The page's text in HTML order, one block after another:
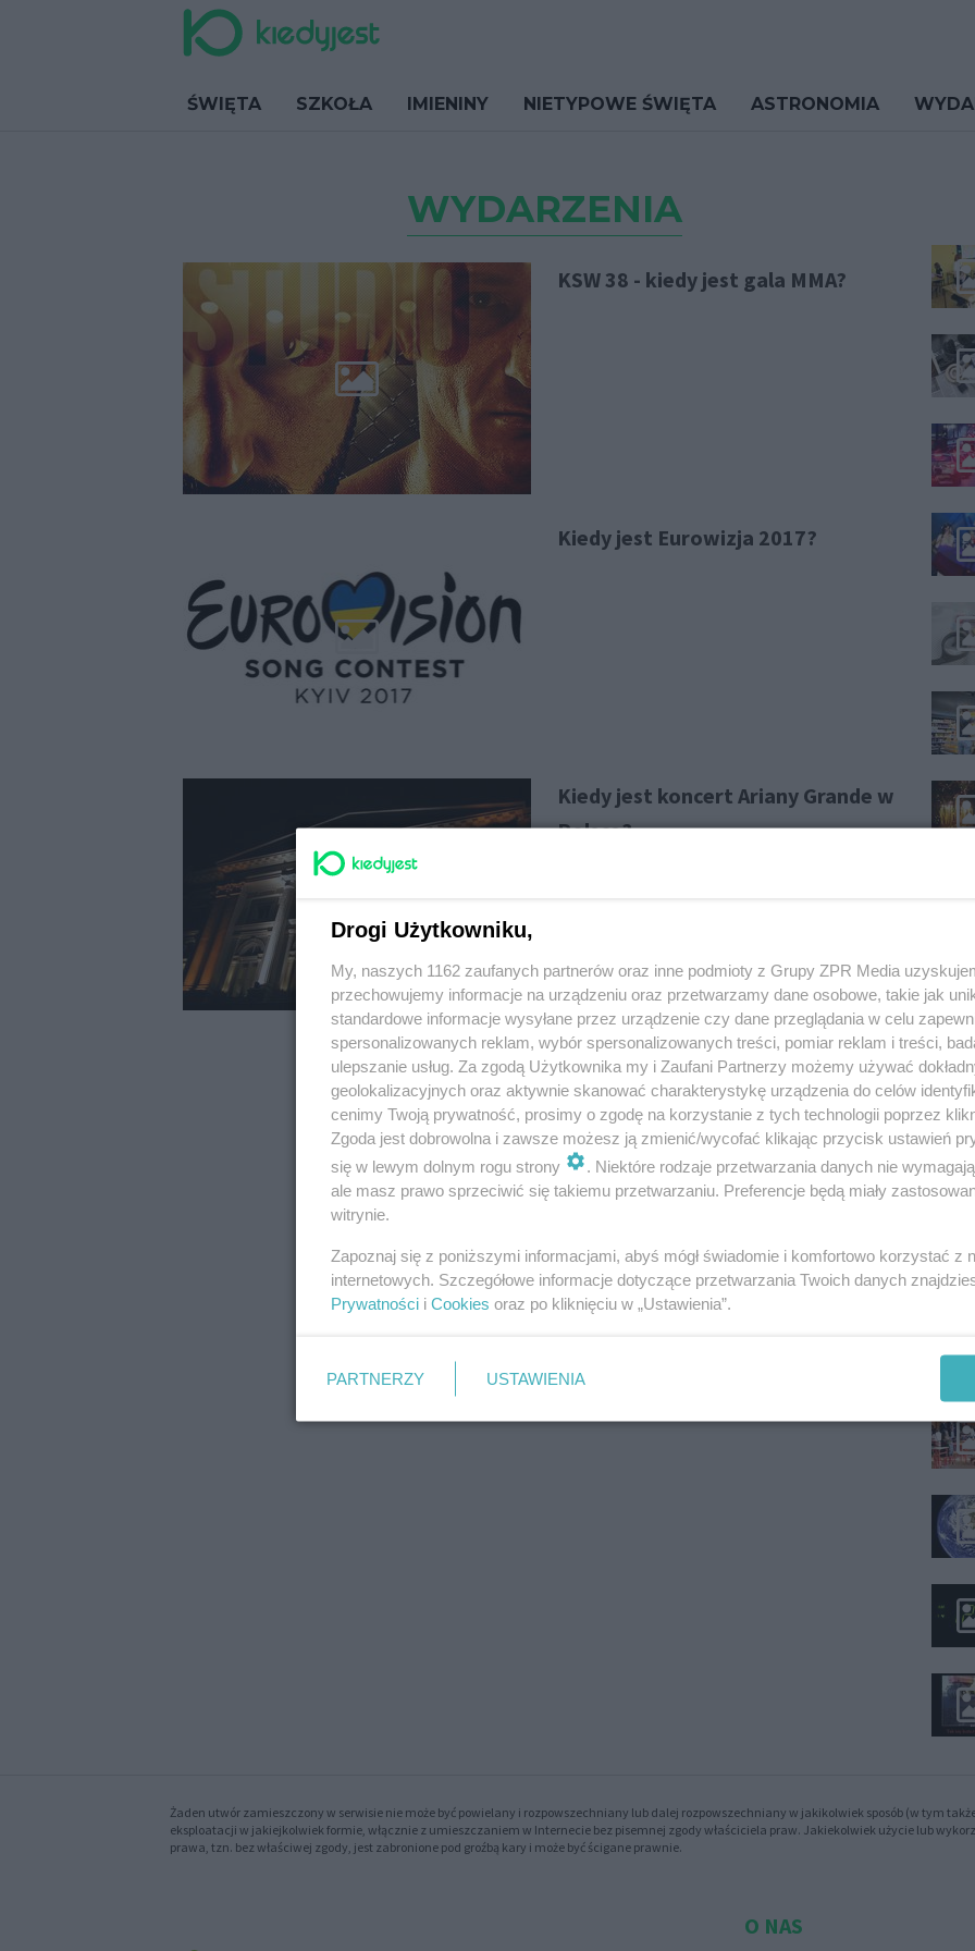
ŚWIĘTA SZKOŁA IMIENINY NIETYPOWE ŚWIĘTA ASTRONOMIA
WYDARZENIA
KSW 38 - kiedy jest gala MMA?
Kiedy jest Eurowizja 2017?
Kiedy jest koncert Ariany Grande w
Polsce?
1 ... 3 4
Żaden utwór zamieszczony w serwisie nie może być powielany i rozpowszechniany lub dalej rozpowszechniany w jakikolwiek sposób (w tym
eksploatacji w jakiejkolwiek formie, włącznie z umieszczaniem w Internecie bez pisemnej zgody właściciela praw. Jakiekolwiek użycie lub
prawa, tzn. bez właściwej zgody, jest zabronione pod groźbą kary i może być ścigane prawnie.
O NAS
Drogi Użytkowniku,
My, naszych 1162 zaufanych partnerów oraz inne podmioty z Grupy ZPR Media
przechowujemy informacje na urządzeniu oraz przetwarzamy dane osobowe, takie jak
standardowe informacje wysyłane przez urządzenie czy dane przeglądania w celu
spersonalizowanych reklam, wybór spersonalizowanych treści, pomiar reklam i treści,
ulepszanie usług. Za zgodą Użytkownika my i Zaufani Partnerzy możemy używać
geolokalizacyjnych oraz aktywnie skanować charakterystykę urządzenia do celów
cenimy Twoją prywatność, prosimy o zgodę na korzystanie z tych technologii poprzez
Zgoda jest dobrowolna i zawsze możesz ją zmienić/wycofać klikając przycisk ustawień
się w lewym dolnym rogu strony
. Niektóre rodzaje przetwarzania danych nie
ale masz prawo sprzeciwić się takiemu przetwarzaniu. Preferencje będą miały
witrynie.
Zapoznaj się z poniższymi informacjami, abyś mógł świadomie i komfortowo korzystać z
internetowych. Szczegółowe informacje dotyczące przetwarzania Twoich danych
Prywatności i Cookies oraz po kliknięciu w „Ustawienia”.
PARTNERZY USTAWIENIA